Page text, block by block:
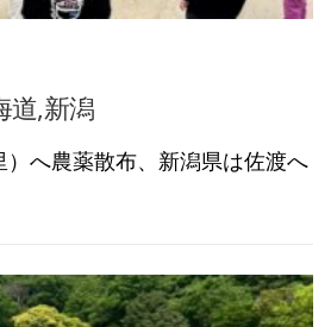
道,新潟
へ農薬散布、新潟県は佐渡へ